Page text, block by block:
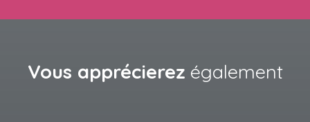
Vous apprécierez également